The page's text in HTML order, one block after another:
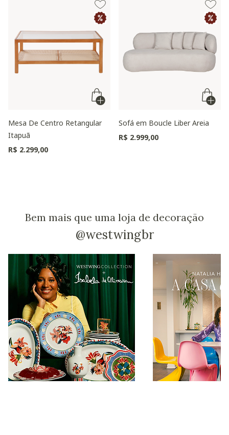
100% a penetração de água e outros produtos, por isso
recomendamos enxugar/limpar imediatamente os tampos em
caso de derramamento de líquidos ou gordura.
Mesa De Centro Retangular
Itapuã
R$ 2.299,00
Sofá em Boucle Liber Areia
R$ 2.999,00
Bem mais que uma loja de decoração
@westwingbr